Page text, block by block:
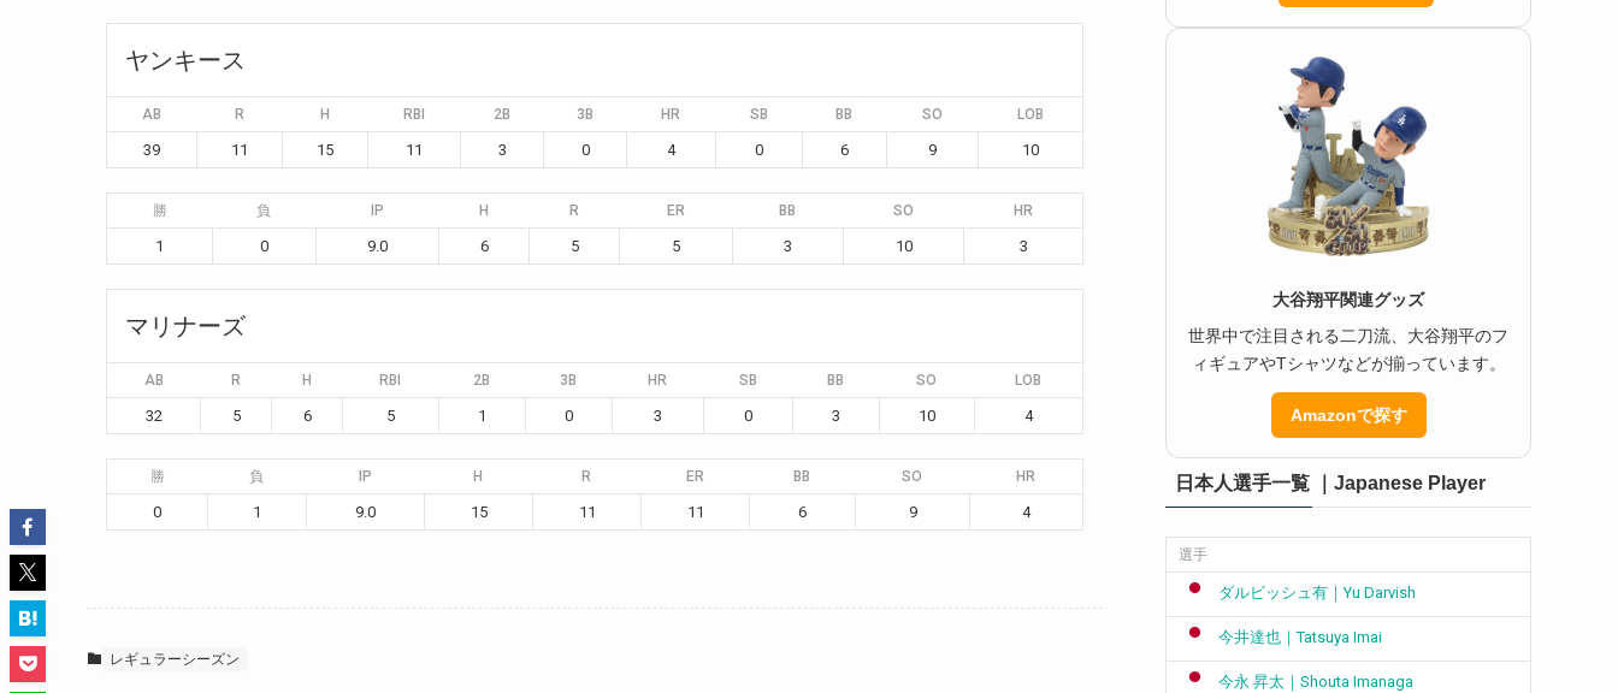
ヤンキース
AB R H RBI 2B 3B HR SB BB SO LOB
39 11 15 11 3 0 4 0 6 9 10
勝 負 IP H R ER BB SO HR
1 0 9.0 6 5 5 3 10 3
マリナーズ
AB R H RBI 2B 3B HR SB BB SO LOB
32 5 6 5 1 0 3 0 3 10 4
勝 負 IP H R ER BB SO HR
0 1 9.0 15 11 11 6 9 4
レギュラーシーズン
大谷翔平関連グッズ
世界中で注目される二刀流、大谷翔平のフ
ィギュアやTシャツなどが揃っています。
Amazonで探す
日本人選手一覧 ｜Japanese Player
選手
ダルビッシュ有｜Yu Darvish
今井達也｜Tatsuya Imai
今永 昇太｜Shouta Imanaga